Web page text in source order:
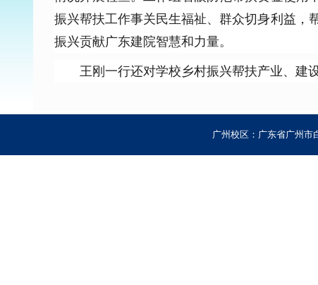
振兴帮扶工作事关民生福祉、群众切身利益，
振兴贡献广东建院智慧和力量。
王刚一行还对学校乡村振兴帮扶产业、建
广州校区：广东省广州市